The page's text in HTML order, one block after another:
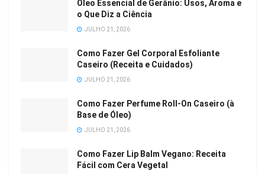
Óleo Essencial de Gerânio: Usos, Aroma e
o Que Diz a Ciência
JULHO 21, 2026
Como Fazer Gel Corporal Esfoliante
Caseiro (Receita e Cuidados)
JULHO 21, 2026
Como Fazer Perfume Roll-On Caseiro (à
Base de Óleo)
JULHO 21, 2026
Como Fazer Lip Balm Vegano: Receita
Fácil com Cera Vegetal